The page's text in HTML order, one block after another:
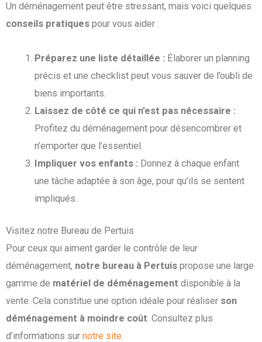
Un déménagement peut être stressant, mais voici quelques
conseils pratiques pour vous aider :
Préparez une liste détaillée : Élaborer un planning
précis et une checklist peut vous sauver de l’oubli de
biens importants.
Laissez de côté ce qui n’est pas nécessaire :
Profitez du déménagement pour désencombrer et
n’emporter que l’essentiel.
Impliquer vos enfants : Donnez à chaque enfant
une tâche adaptée à son âge, pour qu’ils se sentent
impliqués.
Visitez notre Bureau de Pertuis
Pour ceux qui aiment garder le contrôle de leur
déménagement, notre bureau à Pertuis propose une large
gamme de matériel de déménagement disponible à la
vente. Cela constitue une option idéale pour réaliser son
déménagement à moindre coût . Consultez plus
d’informations sur notre site